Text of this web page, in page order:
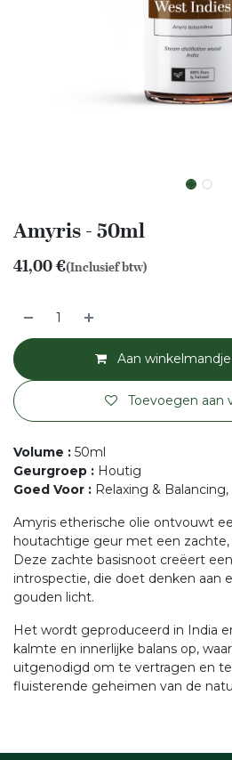
Amyris - 50ml
41,00€(Inclusief btw)
Aan
Toevoegen aan
Volume : 50ml
Geurgroep : Houtig
Goed Voor : Relaxing &
Amyris etherische olie ontvouwt
houtachtige geur met een zachte,
Deze zachte basisnoot creëert
introspectie, die doet denken aan
gouden licht.
Het wordt geproduceerd in India
kalmte en innerlijke balans op,
uitgenodigd om te vertragen en
fluisterende geheimen van de